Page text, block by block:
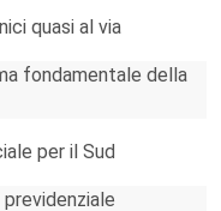
quasi al via
fondamentale della
per il Sud
previdenziale